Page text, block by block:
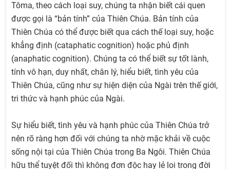
Tôma, theo cách loại suy, chúng ta nhận biết cái quen
được gọi là “bản tính” của Thiên Chúa. Bản tính của
Thiên Chúa có thể được biết qua cách thế loại suy, hoặc
khẳng định (cataphatic cognition) hoặc phủ định
(anaphatic cognition). Chúng ta có thể biết sự tốt lành,
tính vô hạn, duy nhất, chân lý, hiểu biết, tình yêu của
Thiên Chúa, cũng như sự hiện diện của Ngài trên thế giới,
tri thức và hạnh phúc của Ngài.
Sự hiểu biết, tình yêu và hạnh phúc của Thiên Chúa trở
nên rõ ràng hơn đối với chúng ta nhờ mặc khải về cuộc
sống nội tại của Thiên Chúa trong Ba Ngôi. Thiên Chúa
hữu thể tuyệt đối thì không đơn độc hay lẻ loi trong đời